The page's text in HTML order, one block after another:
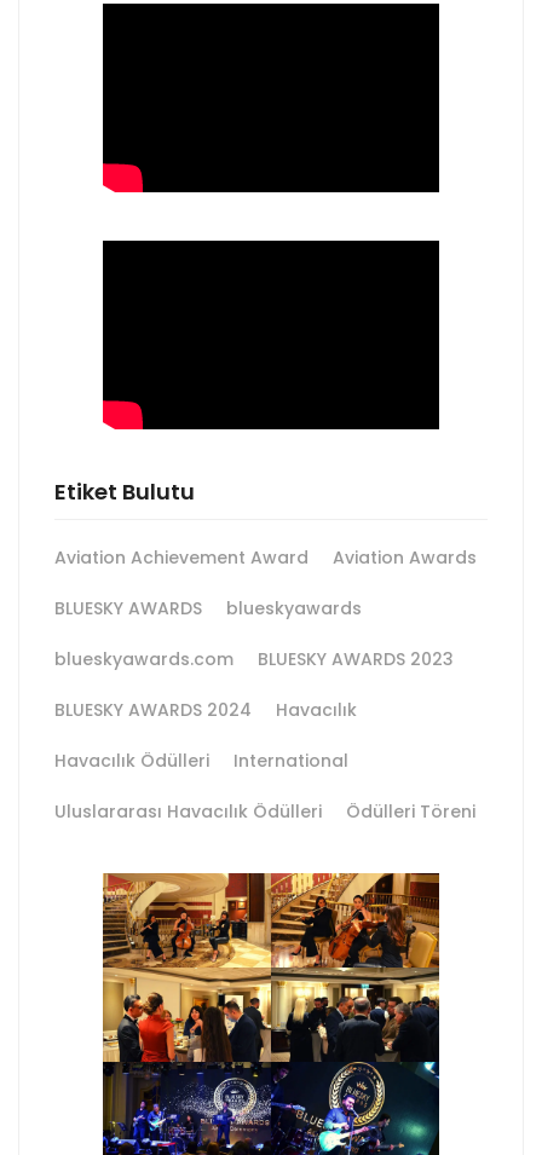
Etiket Bulutu
Aviation Achievement Award Aviation Awards
BLUESKY AWARDS blueskyawards
blueskyawards.com BLUESKY AWARDS 2023
BLUESKY AWARDS 2024 Havacılık
Havacılık Ödülleri International
Uluslararası Havacılık Ödülleri Ödülleri Töreni